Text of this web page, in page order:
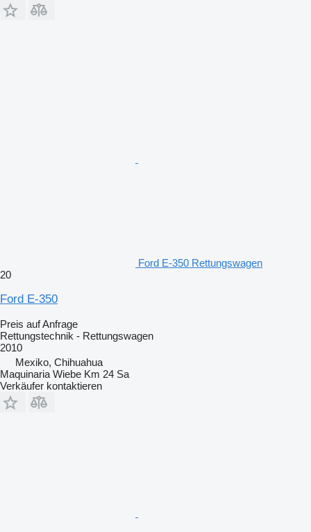
Ford E-350 Rettungswagen
20
Ford E-350
Preis auf Anfrage
Rettungstechnik - Rettungswagen
2010
Mexiko, Chihuahua
Maquinaria Wiebe Km 24 Sa
Verkäufer kontaktieren